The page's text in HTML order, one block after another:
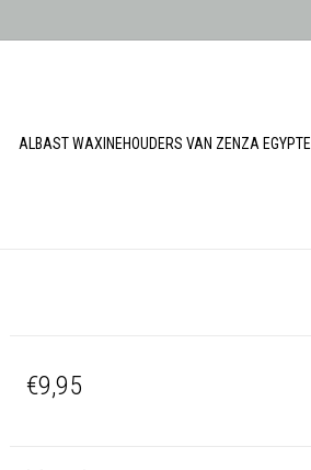
ALBAST WAXINEHOUDERS VAN ZENZA EGYPTE
€9,95